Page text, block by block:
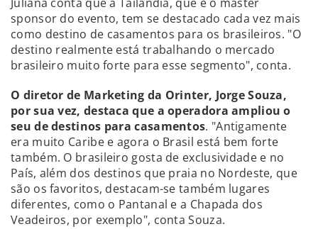
sponsor do evento, tem se destacado cada vez mais
como destino de casamentos para os brasileiros. "O
destino realmente está trabalhando o mercado
brasileiro muito forte para esse segmento", conta.
O diretor de Marketing da Orinter, Jorge Souza,
por sua vez, destaca que a operadora ampliou o
seu de destinos para casamentos. "Antigamente
era muito Caribe e agora o Brasil está bem forte
também. O brasileiro gosta de exclusividade e no
País, além dos destinos que praia no Nordeste, que
são os favoritos, destacam-se também lugares
diferentes, como o Pantanal e a Chapada dos
Veadeiros, por exemplo", conta Souza.